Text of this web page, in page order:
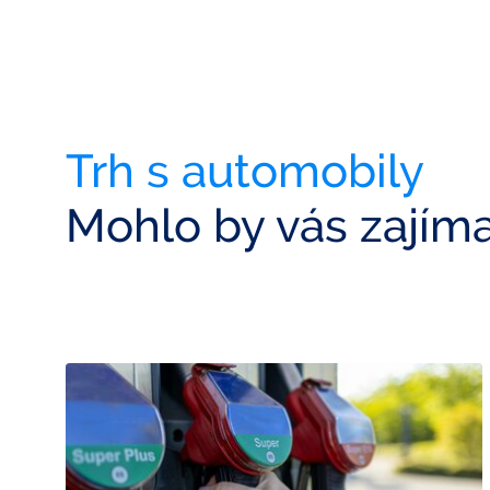
Trh s automobily
Mohlo by vás